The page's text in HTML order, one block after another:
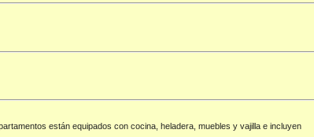
están equipados con cocina, heladera, muebles y vajilla e incluyen